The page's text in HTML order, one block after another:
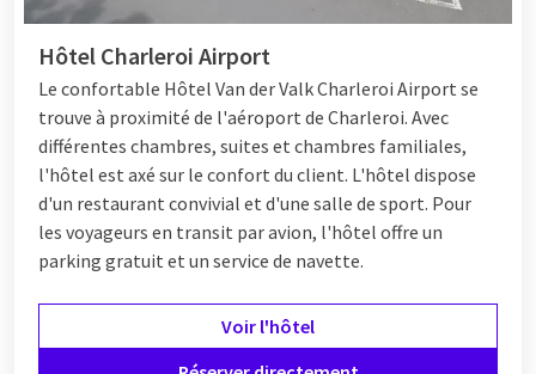
Hôtel Charleroi Airport
Le confortable Hôtel Van der Valk Charleroi Airport se
trouve à proximité de l'aéroport de Charleroi. Avec
différentes chambres, suites et chambres familiales,
l'hôtel est axé sur le confort du client. L'hôtel dispose
d'un restaurant convivial et d'une salle de sport. Pour
les voyageurs en transit par avion, l'hôtel offre un
parking gratuit et un service de navette.
Voir l'hôtel